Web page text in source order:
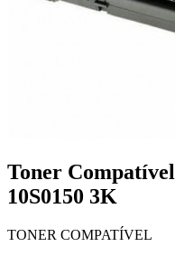
Toner
10S0150 3K
TONER COMPATÍVEL